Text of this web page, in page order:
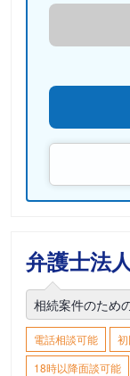
弁護士法
相続案件のため
電話相談可能
18時以降面談可能